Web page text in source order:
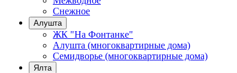
Снежное
Алушта
ЖК "На Фонтанке"
Алушта (многоквартирные дома)
Семидворье (многоквартирные дома)
Ялта